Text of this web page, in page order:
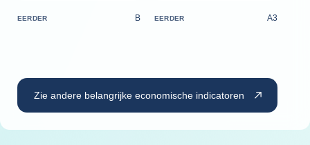
EERDER B EERDER A3
Zie andere belangrijke economische indicatoren